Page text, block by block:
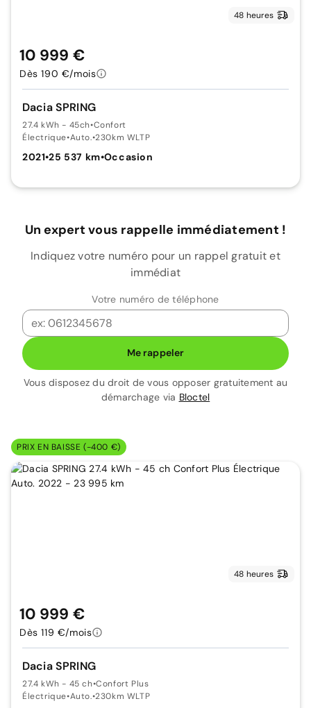
48 heures
Dacia SPRING
27.4 kWh - 45ch•Confort
Électrique•Auto.•230km WLTP
2021•25 537 km•Occasion
10 999 €
Dès 190 €/mois
Un expert vous rappelle immédiatement !
Indiquez votre numéro pour un rappel gratuit et
immédiat
Votre numéro de téléphone
Me rappeler
Vous disposez du droit de vous opposer gratuitement au
démarchage via Bloctel
PRIX EN BAISSE (-400 €)
48 heures
Dacia SPRING
27.4 kWh - 45 ch•Confort Plus
Électrique•Auto.•230km WLTP
10 999 €
Dès 119 €/mois